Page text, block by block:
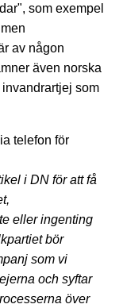
som exempel
av någon
även norska
som
telefon för
i DN för att få
eller ingenting
bör
som vi
och syftar
över